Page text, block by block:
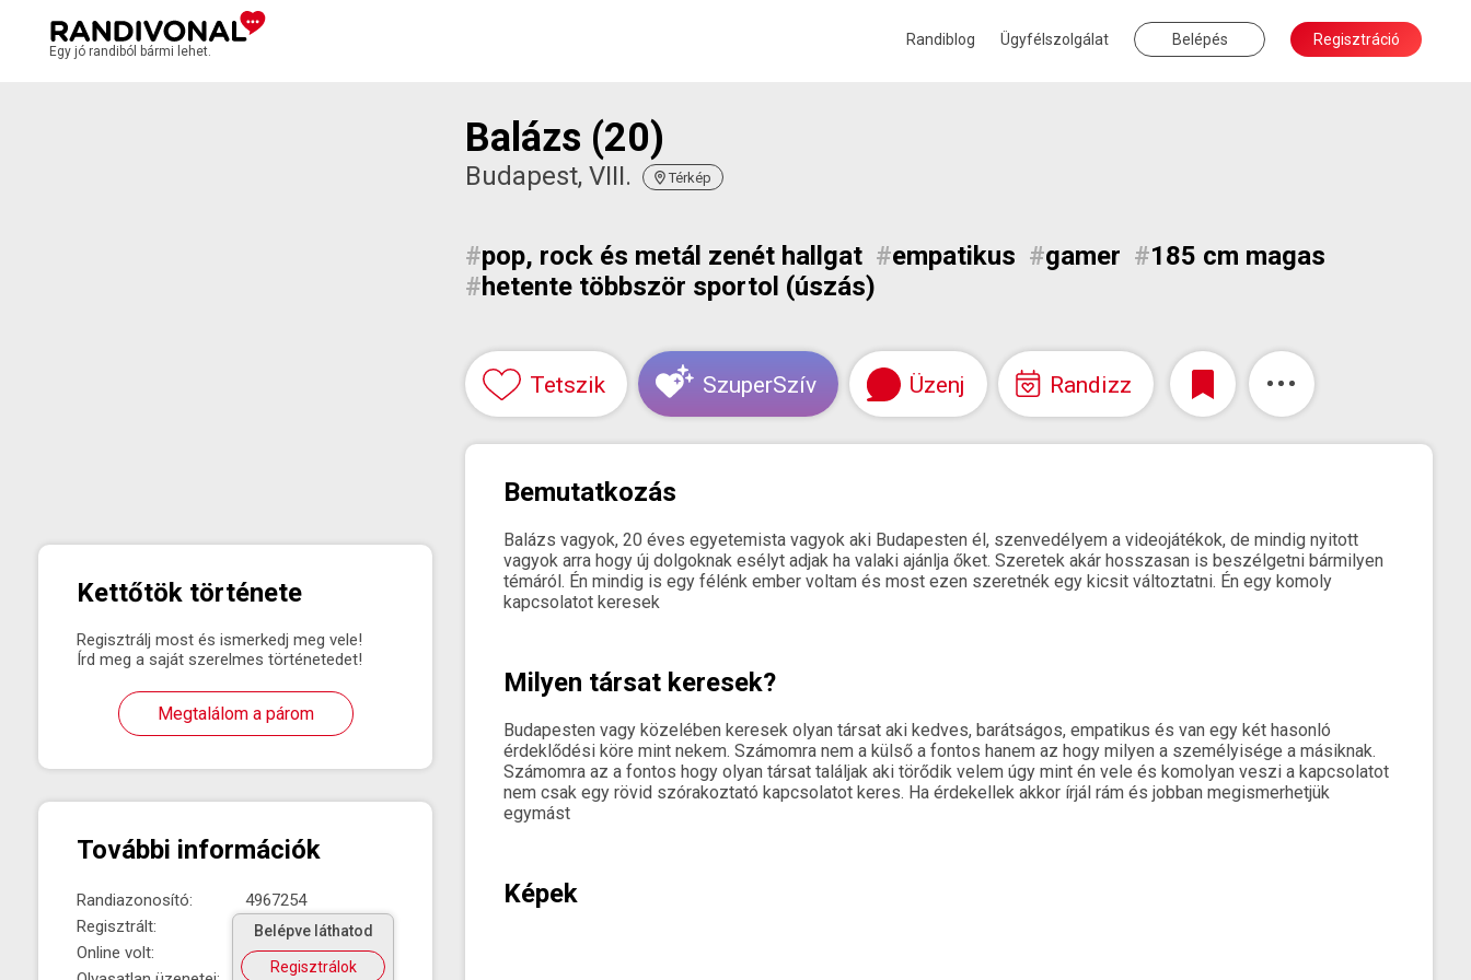
Egy jó randiból bármi lehet.
Randiblog Ügyfélszolgálat Belépés Regisztráció
Kettőtök története
Regisztrálj most és ismerkedj meg vele!
Írd meg a saját szerelmes történetedet!
Megtalálom a párom
További információk
Randiazonosító:
4967254
Regisztrált:
Online volt:
Belépve láthatod
Regisztrálok
Balázs (20)
Budapest, VIII. Térkép
#pop, rock és metál zenét hallgat #empatikus #gamer #185 cm magas
#hetente többször sportol (úszás)
Tetszik SzuperSzív Üzenj Randizz
Bemutatkozás
Balázs vagyok, 20 éves egyetemista vagyok aki Budapesten él, szenvedélyem a videojátékok, de mindig nyitott
vagyok arra hogy új dolgoknak esélyt adjak ha valaki ajánlja őket. Szeretek akár hosszasan is beszélgetni bármilyen
témáról. Én mindig is egy félénk ember voltam és most ezen szeretnék egy kicsit változtatni. Én egy komoly
kapcsolatot keresek
Milyen társat keresek?
Budapesten vagy közelében keresek olyan társat aki kedves, barátságos, empatikus és van egy két hasonló
érdeklődési köre mint nekem. Számomra nem a külső a fontos hanem az hogy milyen a személyisége a másiknak.
Számomra az a fontos hogy olyan társat találjak aki törődik velem úgy mint én vele és komolyan veszi a kapcsolatot
nem csak egy rövid szórakoztató kapcsolatot keres. Ha érdekellek akkor írjál rám és jobban megismerhetjük
egymást
Képek